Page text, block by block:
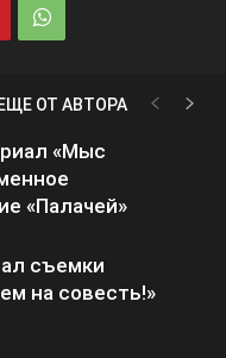
ЕЩЕ ОТ АВТОРА
«Мыс
«Палачей»
съемки
на совесть!»